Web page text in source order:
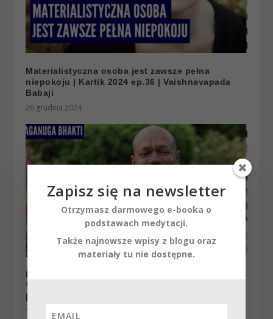
Materialistyczna osoba jest zawsze pełna
niepokoju | Kartik 2024 ep.36 | Vaishnavapada
Babaji
26 grudnia 2024
Rozrywki Kryszny trwają cały dzień –
Vaishnavapad das Babaji Maharaja w Polsce 2023
| Raganuga bhakti
1 września 2023
Zapisz się na newsletter
Otrzymasz darmowego e-booka o
podstawach medytacji.
Także najnowsze wpisy z blogu oraz
materiały tu nie dostępne.